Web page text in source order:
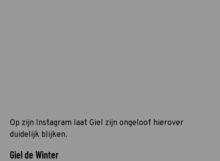
Op zijn Instagram laat Giel zijn ongeloof hierover
duidelijk blijken.
Giel de Winter